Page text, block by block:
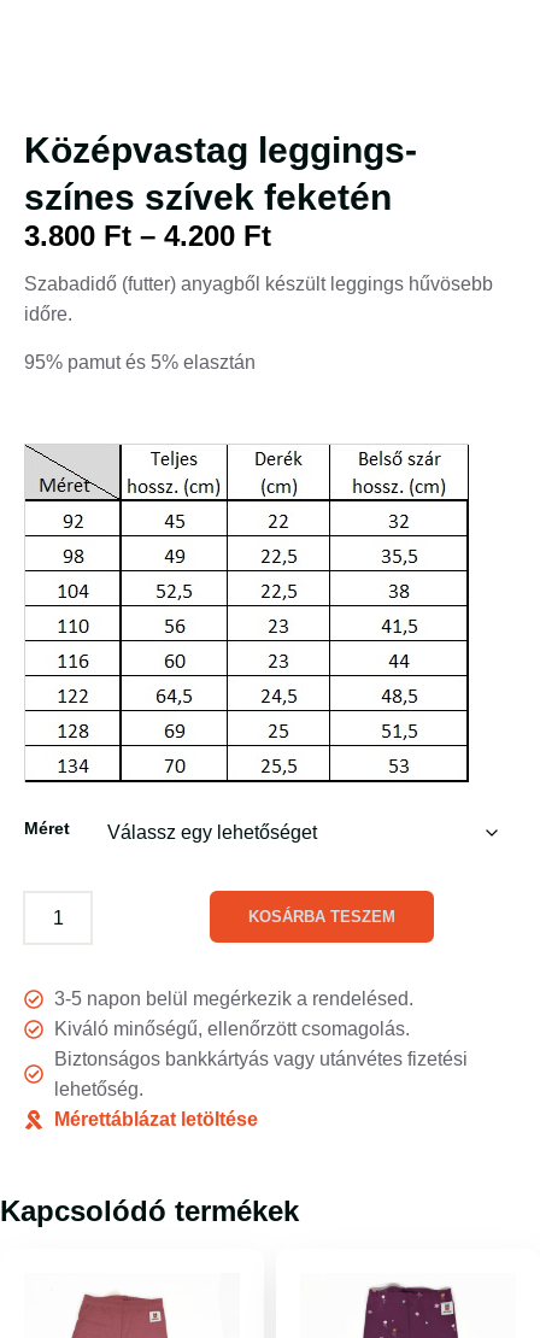
Középvastag leggings-
színes szívek feketén
3.800 Ft – 4.200 Ft
Szabadidő (futter) anyagből készült leggings hűvösebb
időre.
95% pamut és 5% elasztán
Méret
KOSÁRBA TESZEM
3-5 napon belül megérkezik a rendelésed.
Kiváló minőségű, ellenőrzött csomagolás.
Biztonságos bankkártyás vagy utánvétes fizetési
lehetőség.
Mérettáblázat letöltése
Kapcsolódó termékek